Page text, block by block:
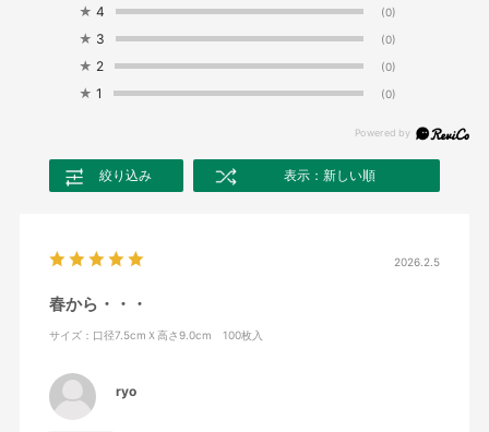
★ 4 (0)
★ 3 (0)
★ 2 (0)
★ 1 (0)
絞り込み 表示：新しい順
2026.2.5
春から・・・
サイズ：口径7.5cmＸ高さ9.0cm 100枚入
ryo